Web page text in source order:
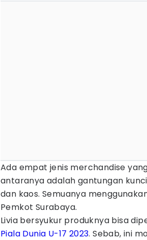
Ada empat jenis merchandise
antaranya adalah gantungan
dan kaos. Semuanya
Pemkot Surabaya.
Livia bersyukur produknya bisa
Piala Dunia U-17 2023. Sebab, ini